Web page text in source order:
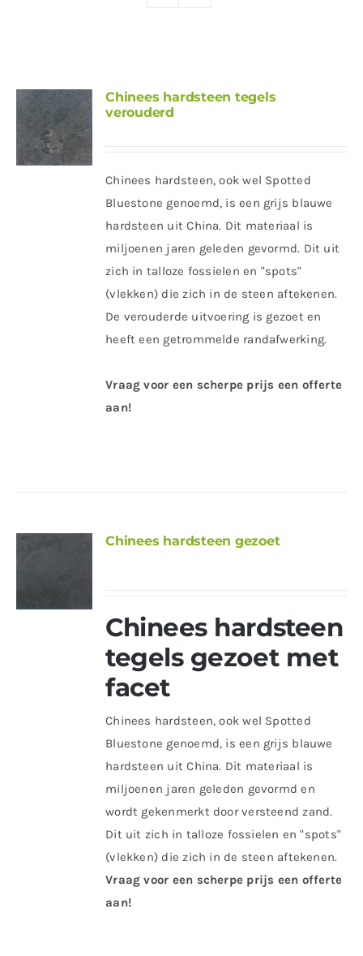
Chinees hardsteen tegels
verouderd
Chinees hardsteen, ook wel Spotted
Bluestone genoemd, is een grijs blauwe
hardsteen uit China. Dit materiaal is
miljoenen jaren geleden gevormd. Dit uit
zich in talloze fossielen en "spots"
(vlekken) die zich in de steen aftekenen.
De verouderde uitvoering is gezoet en
heeft een getrommelde randafwerking.
Vraag voor een scherpe prijs een offerte
aan!
Chinees hardsteen gezoet
Chinees hardsteen
tegels gezoet met
facet
Chinees hardsteen, ook wel Spotted
Bluestone genoemd, is een grijs blauwe
hardsteen uit China. Dit materiaal is
miljoenen jaren geleden gevormd en
wordt gekenmerkt door versteend zand.
Dit uit zich in talloze fossielen en "spots"
(vlekken) die zich in de steen aftekenen.
Vraag voor een scherpe prijs een offerte
aan!